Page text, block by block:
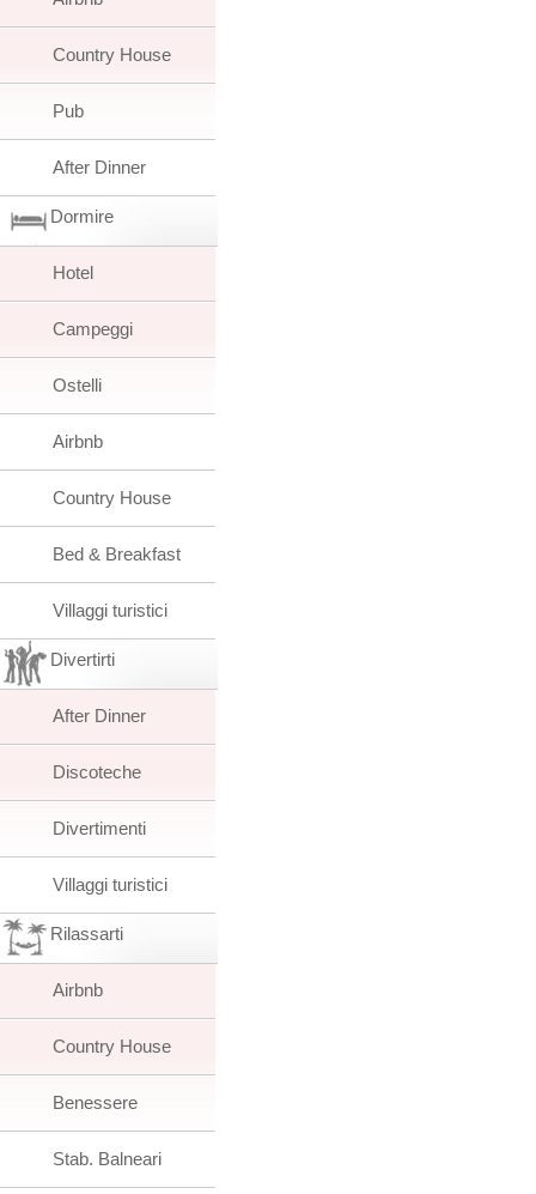
Country House
Pub
After Dinner
Dormire
Hotel
Campeggi
Ostelli
Airbnb
Country House
Bed & Breakfast
Villaggi turistici
Divertirti
After Dinner
Discoteche
Divertimenti
Villaggi turistici
Rilassarti
Airbnb
Country House
Benessere
Stab. Balneari